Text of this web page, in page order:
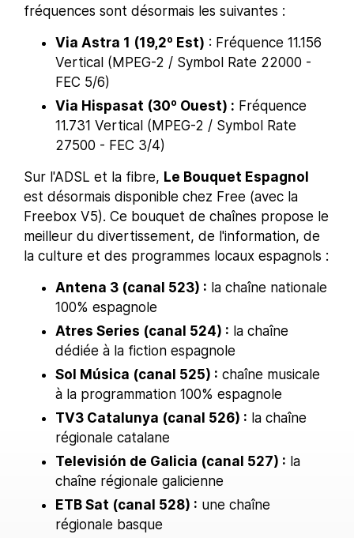
fréquences sont désormais les suivantes :
Via Astra 1 (19,2º Est) : Fréquence 11.156
Vertical (MPEG-2 / Symbol Rate 22000 -
FEC 5/6)
Via Hispasat (30º Ouest) : Fréquence
11.731 Vertical (MPEG-2 / Symbol Rate
27500 - FEC 3/4)
Sur l'ADSL et la fibre, Le Bouquet Espagnol
est désormais disponible chez Free (avec la
Freebox V5). Ce bouquet de chaînes propose le
meilleur du divertissement, de l'information, de
la culture et des programmes locaux espagnols :
Antena 3 (canal 523) : la chaîne nationale
100% espagnole
Atres Series (canal 524) : la chaîne
dédiée à la fiction espagnole
Sol Música (canal 525) : chaîne musicale
à la programmation 100% espagnole
TV3 Catalunya (canal 526) : la chaîne
régionale catalane
Televisión de Galicia (canal 527) : la
chaîne régionale galicienne
ETB Sat (canal 528) : une chaîne
régionale basque